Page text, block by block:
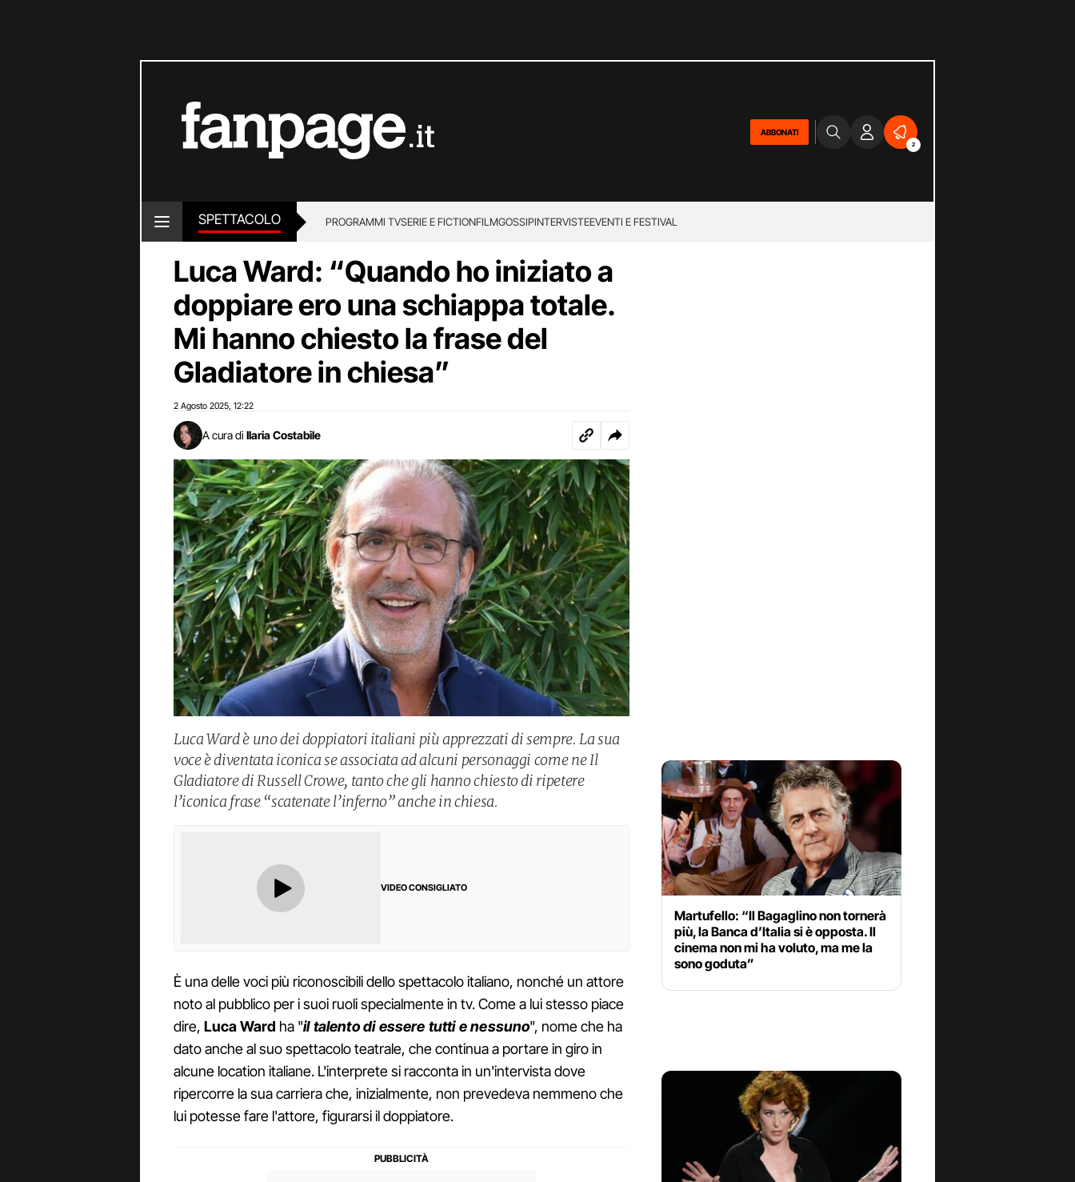
ABBONATI
2
SPETTACOLO PROGRAMMI TVSERIE E FICTIONFILMGOSSIPINTERVISTEEVENTI E FESTIVAL
Luca Ward: “Quando ho iniziato a
doppiare ero una schiappa totale.
Mi hanno chiesto la frase del
Gladiatore in chiesa”
2 Agosto 2025 12:22
A cura di Ilaria Costabile
Luca Ward è uno dei doppiatori italiani più apprezzati di sempre. La sua
voce è diventata iconica se associata ad alcuni personaggi come ne Il
Gladiatore di Russell Crowe, tanto che gli hanno chiesto di ripetere
l’iconica frase “scatenate l’inferno” anche in chiesa.
VIDEO CONSIGLIATO
È una delle voci più riconoscibili dello spettacolo italiano, nonché un attore
noto al pubblico per i suoi ruoli specialmente in tv. Come a lui stesso piace
dire, Luca Ward ha "il talento di essere tutti e nessuno", nome che ha
dato anche al suo spettacolo teatrale, che continua a portare in giro in
alcune location italiane. L'interprete si racconta in un'intervista dove
ripercorre la sua carriera che, inizialmente, non prevedeva nemmeno che
lui potesse fare l'attore, figurarsi il doppiatore.
Martufello: “Il Bagaglino non tornerà
più, la Banca d’Italia si è opposta. Il
cinema non mi ha voluto, ma me la
sono goduta”